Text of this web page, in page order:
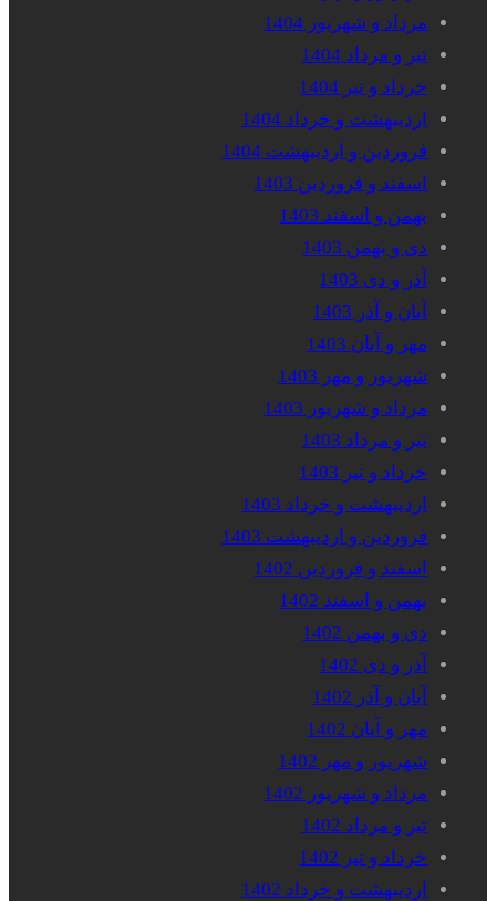
مرداد و شهریور 1404
تیر و مرداد 1404
خرداد و تیر 1404
اردیبهشت و خرداد 1404
فروردین و اردیبهشت 1404
اسفند و فروردین 1403
بهمن و اسفند 1403
دی و بهمن 1403
آذر و دی 1403
آبان و آذر 1403
مهر و آبان 1403
شهریور و مهر 1403
مرداد و شهریور 1403
تیر و مرداد 1403
خرداد و تیر 1403
اردیبهشت و خرداد 1403
فروردین و اردیبهشت 1403
اسفند و فروردین 1402
بهمن و اسفند 1402
دی و بهمن 1402
آذر و دی 1402
آبان و آذر 1402
مهر و آبان 1402
شهریور و مهر 1402
مرداد و شهریور 1402
تیر و مرداد 1402
خرداد و تیر 1402
اردیبهشت و خرداد 1402